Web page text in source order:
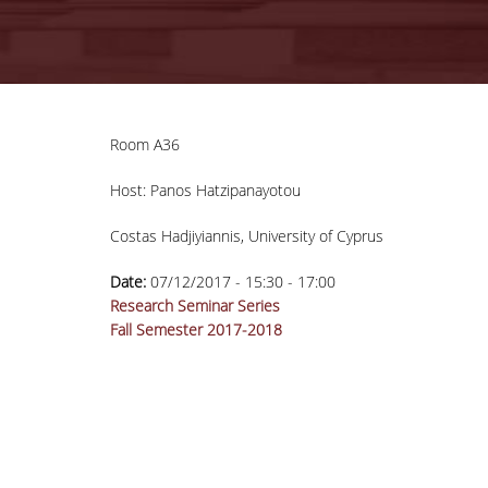
Room A36
Host: Panos Hatzipanayotou
Costas Hadjiyiannis, University of Cyprus
Date: 07/12/2017 - 15:30- 17:00
Research Seminar Series
Fall Semester 2017-2018